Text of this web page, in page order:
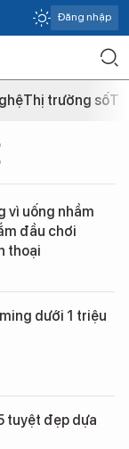
Đăng nhập
Thị trường số
vì uống nhầm
đầu chơi
thoại
dưới 1 triệu
tuyệt đẹp dựa